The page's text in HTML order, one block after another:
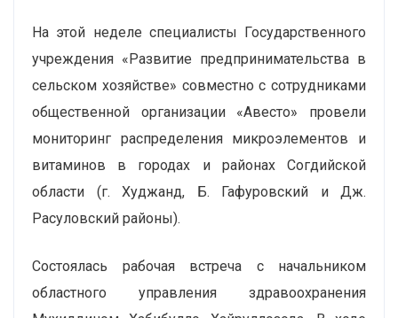
На этой неделе специалисты Государственного
учреждения «Развитие предпринимательства в
сельском хозяйстве» совместно с сотрудниками
общественной организации «Авесто» провели
мониторинг распределения микроэлементов и
витаминов в городах и районах Согдийской
области (г. Худжанд, Б. Гафуровский и Дж.
Расуловский районы).
Состоялась рабочая встреча с начальником
областного управления здравоохранения